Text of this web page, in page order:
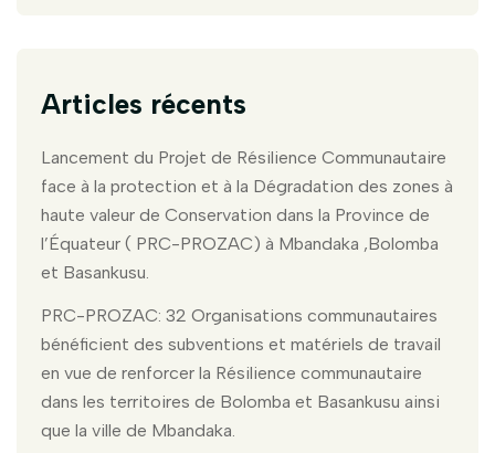
Articles récents
Lancement du Projet de Résilience Communautaire
face à la protection et à la Dégradation des zones à
haute valeur de Conservation dans la Province de
l’Équateur ( PRC-PROZAC) à Mbandaka ,Bolomba
et Basankusu.
PRC-PROZAC: 32 Organisations communautaires
bénéficient des subventions et matériels de travail
en vue de renforcer la Résilience communautaire
dans les territoires de Bolomba et Basankusu ainsi
que la ville de Mbandaka.